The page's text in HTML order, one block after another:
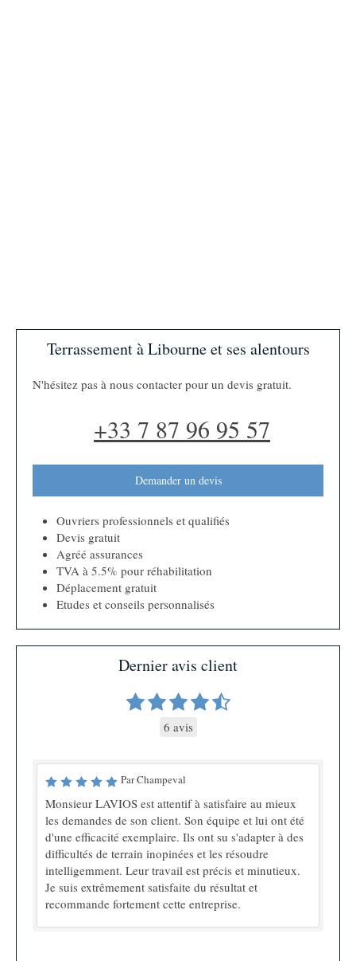
Terrassement à Libourne et ses alentours
N'hésitez pas à nous contacter pour un devis gratuit.
+33 7 87 96 95 57
Demander un devis
Ouvriers professionnels et qualifiés
Devis gratuit
Agréé assurances
TVA à 5.5% pour réhabilitation
Déplacement gratuit
Etudes et conseils personnalisés
Dernier avis client
6 avis
Par Champeval
Monsieur LAVIOS est attentif à satisfaire au mieux
les demandes de son client. Son équipe et lui ont été
d'une efficacité exemplaire. Ils ont su s'adapter à des
difficultés de terrain inopinées et les résoudre
intelligemment. Leur travail est précis et minutieux.
Je suis extrêmement satisfaite du résultat et
recommande fortement cette entreprise.